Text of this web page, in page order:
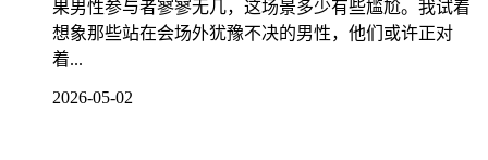
果男性参与者寥寥无几，这场景多少有些尴尬。我试着
想象那些站在会场外犹豫不决的男性，他们或许正对
着...
2026-05-02